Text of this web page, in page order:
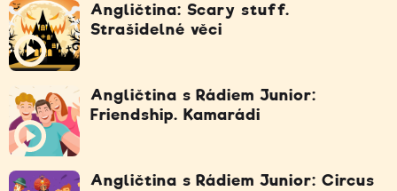
Angličtina: Scary stuff.
Strašidelné věci
Angličtina s Rádiem Junior:
Friendship. Kamarádi
Angličtina s Rádiem Junior: Circus